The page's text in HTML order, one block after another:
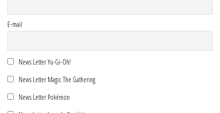
E-mail
News Letter Yu-Gi-Oh!
News Letter Magic The Gathering
News Letter Pokémon